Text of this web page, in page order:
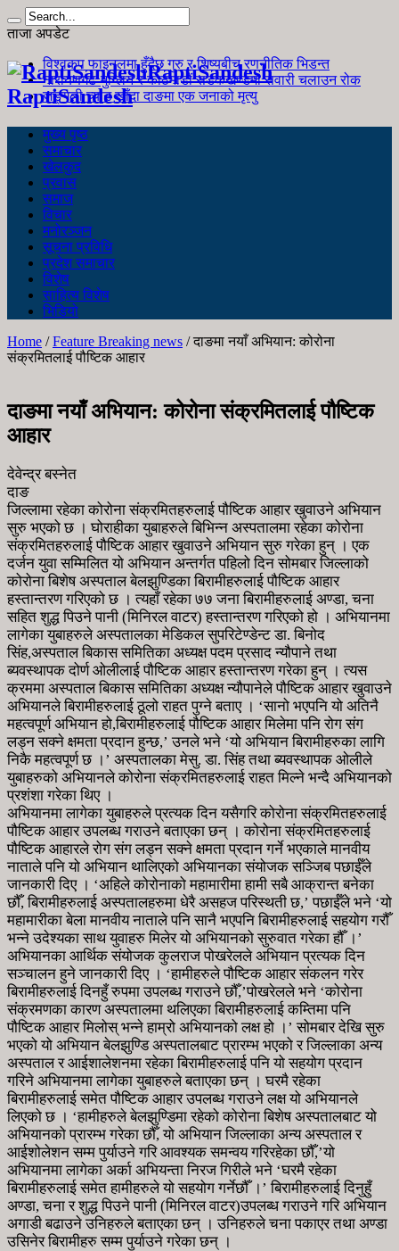
ताजा अपडेट
विश्वकप फाइनलमा हुँदैछ गुरु र शिष्यबीच रणनीतिक भिडन्त
नारायणगढ-मुग्लिन र काठमाडौं सडकखण्डमा सवारी चलाउन रोक
जङ्गली च्याउ खाँदा दाङमा एक जनाको मृत्यु
RaptiSandesh
RaptiSandesh
मुख्य पृष्ठ
समाचार
खेलकुद
प्रवास
समाज
विचार
मनोरञ्जन
सूचना प्रविधि
प्रदेश समाचार
विशेष
साहित्य विशेष
भिडियो
Home /Feature Breaking news /दाङमा नयाँ अभियान: कोरोना
संक्रमितलाई पौष्टिक आहार
दाङमा नयाँ अभियान: कोरोना संक्रमितलाई पौष्टिक
आहार
देवेन्द्र बस्नेत
दाङ
जिल्लामा रहेका कोरोना संक्रमितहरुलाई पौष्टिक आहार खुवाउने अभियान
सुरु भएको छ । घोराहीका युबाहरुले बिभिन्न अस्पतालमा रहेका कोरोना
संक्रमितहरुलाई पौष्टिक आहार खुवाउने अभियान सुरु गरेका हुन् । एक
दर्जन युवा सम्मिलित यो अभियान अन्तर्गत पहिलो दिन सोमबार जिल्लाको
कोरोना बिशेष अस्पताल बेलझुण्डिका बिरामीहरुलाई पौष्टिक आहार
हस्तान्तरण गरिएको छ । त्यहाँ रहेका ७७ जना बिरामीहरुलाई अण्डा, चना
सहित शुद्ध पिउने पानी (मिनिरल वाटर) हस्तान्तरण गरिएको हो । अभियानमा
लागेका युबाहरुले अस्पतालका मेडिकल सुपरिटेण्डेन्ट डा. बिनोद
सिंह,अस्पताल बिकास समितिका अध्यक्ष पदम प्रसाद न्यौपाने तथा
ब्यवस्थापक दोर्ण ओलीलाई पौष्टिक आहार हस्तान्तरण गरेका हुन् । त्यस
क्रममा अस्पताल बिकास समितिका अध्यक्ष न्यौपानेले पौष्टिक आहार खुवाउने
अभियानले बिरामीहरुलाई ठूलो राहत पुग्ने बताए । ‘सानो भएपनि यो अतिनै
महत्वपूर्ण अभियान हो,बिरामीहरुलाई पौष्टिक आहार मिलेमा पनि रोग संग
लड्न सक्ने क्षमता प्रदान हुन्छ,’ उनले भने ‘यो अभियान बिरामीहरुका लागि
निकै महत्वपूर्ण छ ।’ अस्पतालका मेसु. डा. सिंह तथा ब्यवस्थापक ओलीले
युबाहरुको अभियानले कोरोना संक्रमितहरुलाई राहत मिल्ने भन्दै अभियानको
प्रशंशा गरेका थिए ।
अभियानमा लागेका युबाहरुले प्रत्यक दिन यसैगरि कोरोना संक्रमितहरुलाई
पौष्टिक आहार उपलब्ध गराउने बताएका छन् । कोरोना संक्रमितहरुलाई
पौष्टिक आहारले रोग संग लड्न सक्ने क्षमता प्रदान गर्ने भएकाले मानवीय
नाताले पनि यो अभियान थालिएको अभियानका संयोजक सञ्जिब पछाईँले
जानकारी दिए । ‘अहिले कोरोनाको महामारीमा हामी सबै आक्रान्त बनेका
छौँ, बिरामीहरुलाई अस्पतालहरुमा धेरै असहज परिस्थती छ,’ पछाईँले भने ‘यो
महामारीका बेला मानवीय नाताले पनि सानै भएपनि बिरामीहरुलाई सहयोग गरौँ
भन्ने उदेश्यका साथ युवाहरु मिलेर यो अभियानको सुरुवात गरेका हौँ ।’
अभियानका आर्थिक संयोजक कुलराज पोखरेलले अभियान प्रत्यक दिन
सञ्चालन हुने जानकारी दिए । ‘हामीहरुले पौष्टिक आहार संकलन गरेर
बिरामीहरुलाई दिनहुँ रुपमा उपलब्ध गराउने छौँ,’पोखरेलले भने ‘कोरोना
संक्रमणका कारण अस्पतालमा थलिएका बिरामीहरुलाई कम्तिमा पनि
पौष्टिक आहार मिलोस् भन्ने हाम्रो अभियानको लक्ष हो ।’ सोमबार देखि सुरु
भएको यो अभियान बेलझुण्डि अस्पतालबाट प्रारम्भ भएको र जिल्लाका अन्य
अस्पताल र आईशालेशनमा रहेका बिरामीहरुलाई पनि यो सहयोग प्रदान
गरिने अभियानमा लागेका युबाहरुले बताएका छन् । घरमै रहेका
बिरामीहरुलाई समेत पौष्टिक आहार उपलब्ध गराउने लक्ष यो अभियानले
लिएको छ । ‘हामीहरुले बेलझुण्डिमा रहेको कोरोना बिशेष अस्पतालबाट यो
अभियानको प्रारम्भ गरेका छौँ, यो अभियान जिल्लाका अन्य अस्पताल र
आईशोलेशन सम्म पुर्याउने गरि आवश्यक समन्वय गरिरहेका छौँ,’यो
अभियानमा लागेका अर्का अभियन्ता निरज गिरीले भने ‘घरमै रहेका
बिरामीहरुलाई समेत हामीहरुले यो सहयोग गर्नेछौँ ।’ बिरामीहरुलाई दिनुहुँ
अण्डा, चना र शुद्ध पिउने पानी (मिनिरल वाटर)उपलब्ध गराउने गरि अभियान
अगाडी बढाउने उनिहरुले बताएका छन् । उनिहरुले चना पकाएर तथा अण्डा
उसिनेर बिरामीहरु सम्म पुर्याउने गरेका छन् ।